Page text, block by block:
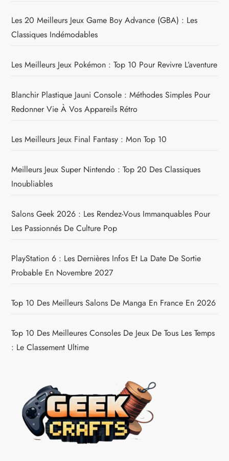
Les 20 Meilleurs Jeux Game Boy Advance (GBA) : Les
Classiques Indémodables
Les Meilleurs Jeux Pokémon : Top 10 Pour Revivre L’aventure
Blanchir Plastique Jauni Console : Méthodes Simples Pour
Redonner Vie À Vos Appareils Rétro
Les Meilleurs Jeux Final Fantasy : Mon Top 10
Meilleurs Jeux Super Nintendo : Top 20 Des Classiques
Inoubliables
Salons Geek 2026 : Les Rendez-Vous Immanquables Pour
Les Passionnés De Culture Pop
PlayStation 6 : Les Dernières Infos Et La Date De Sortie
Probable En Novembre 2027
Top 10 Des Meilleurs Salons De Manga En France En 2026
Top 10 Des Meilleures Consoles De Jeux De Tous Les Temps
: Le Classement Ultime